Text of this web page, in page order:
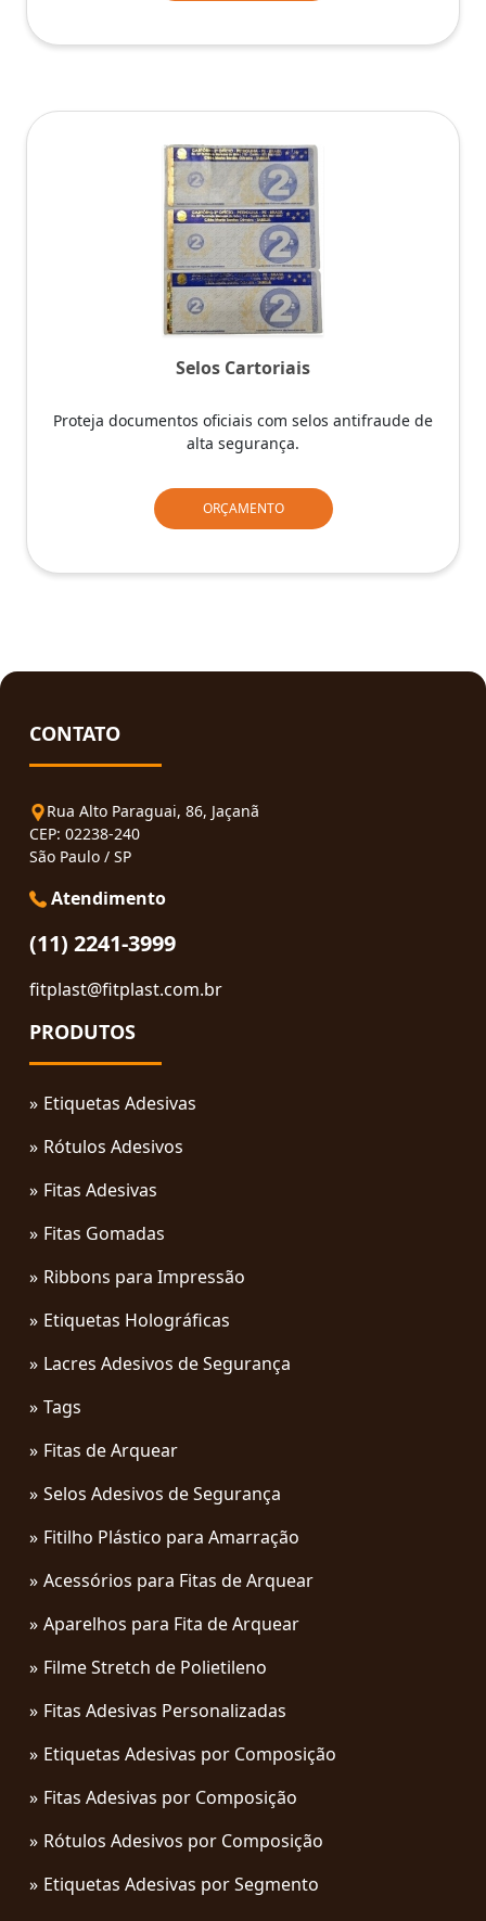
Selos Cartoriais
Proteja documentos oficiais com selos antifraude de
alta segurança.
ORÇAMENTO
CONTATO
Rua Alto Paraguai, 86, Jaçanã
CEP: 02238-240
São Paulo / SP
Atendimento
(11) 2241-3999
fitplast@fitplast.com.br
PRODUTOS
Etiquetas Adesivas
Rótulos Adesivos
Fitas Adesivas
Fitas Gomadas
Ribbons para Impressão
Etiquetas Holográficas
Lacres Adesivos de Segurança
Tags
Fitas de Arquear
Selos Adesivos de Segurança
Fitilho Plástico para Amarração
Acessórios para Fitas de Arquear
Aparelhos para Fita de Arquear
Filme Stretch de Polietileno
Fitas Adesivas Personalizadas
Etiquetas Adesivas por Composição
Fitas Adesivas por Composição
Rótulos Adesivos por Composição
Etiquetas Adesivas por Segmento